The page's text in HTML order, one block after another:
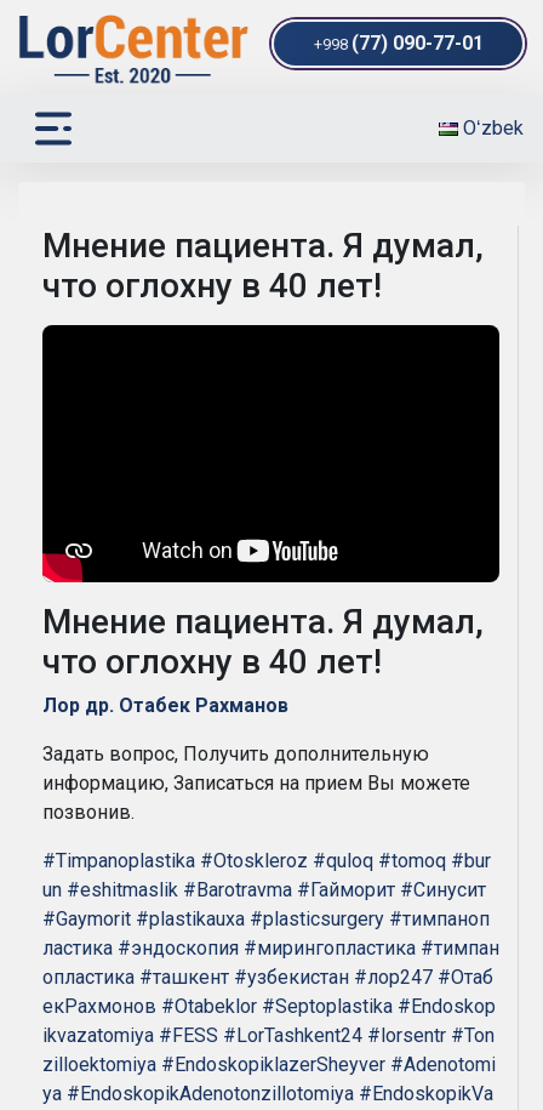
+998 (77) 090-77-01
Oʻzbek
Мнение пациента. Я думал,
что оглохну в 40 лет!
Мнение пациента. Я думал,
что оглохну в 40 лет!
Лор др. Отабек Рахманов
Задать вопрос, Получить дополнительную
информацию, Записаться на прием Вы можете
позвонив.
#Timpanoplastika #Otoskleroz #quloq #tomoq #bur
un #eshitmaslik #Barotravma #Гайморит #Синусит
#Gaymorit #plastikauxa #plasticsurgery #тимпаноп
ластика #эндоскопия #мирингопластика #тимпан
опластика #ташкент #узбекистан #лор247 #Отаб
екРахмонов #Otabeklor #Septoplastika #Endoskop
ikvazatomiya #FESS #LorTashkent24 #lorsentr #Ton
zilloektomiya #EndoskopiklazerSheyver #Adenotomi
ya #EndoskopikAdenotonzillotomiya #EndoskopikVa